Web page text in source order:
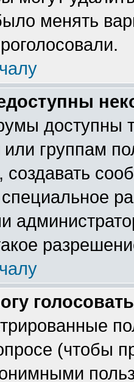
менять
доступны
или группам
создавать
специальное
(чтобы